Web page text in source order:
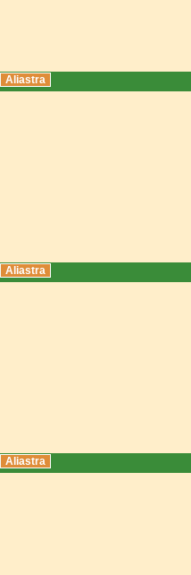
Aliastra
Aliastra
Aliastra